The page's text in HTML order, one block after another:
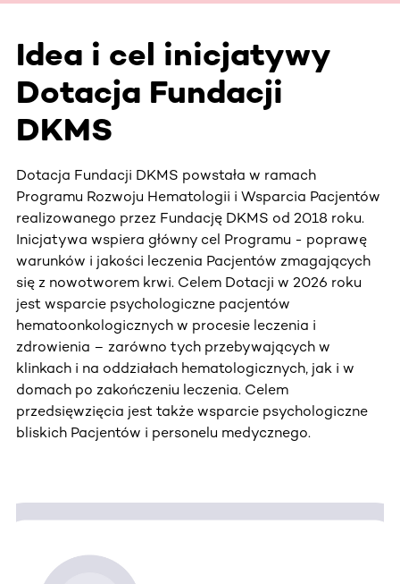
Idea i cel inicjatywy
Dotacja Fundacji
DKMS
Dotacja Fundacji DKMS powstała w ramach
Programu Rozwoju Hematologii i Wsparcia Pacjentów
realizowanego przez Fundację DKMS od 2018 roku.
Inicjatywa wspiera główny cel Programu - poprawę
warunków i jakości leczenia Pacjentów zmagających
się z nowotworem krwi. Celem Dotacji w 2026 roku
jest wsparcie psychologiczne pacjentów
hematoonkologicznych w procesie leczenia i
zdrowienia – zarówno tych przebywających w
klinkach i na oddziałach hematologicznych, jak i w
domach po zakończeniu leczenia. Celem
przedsięwzięcia jest także wsparcie psychologiczne
bliskich Pacjentów i personelu medycznego.